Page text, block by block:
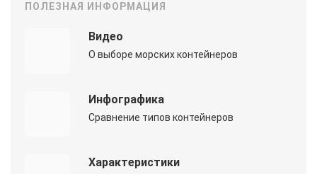
ПОЛЕЗНАЯ ИНФОРМАЦИЯ
Видео
О выборе морских контейнеров
Инфографика
Сравнение типов контейнеров
Характеристики